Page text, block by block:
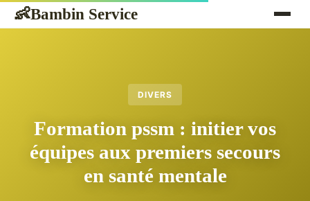
👶Bambin Service
DIVERS
Formation pssm : initier vos
équipes aux premiers secours
en santé mentale